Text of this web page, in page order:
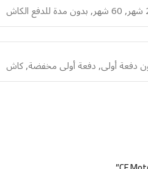
,60 شهر ,بدون مدة للدفع الكاش
دفعة أولى,دفعة أولى مخفضة,كاش